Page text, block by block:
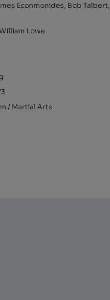
Econmonides, Bob Talbert,
Lowe
/ Martial Arts